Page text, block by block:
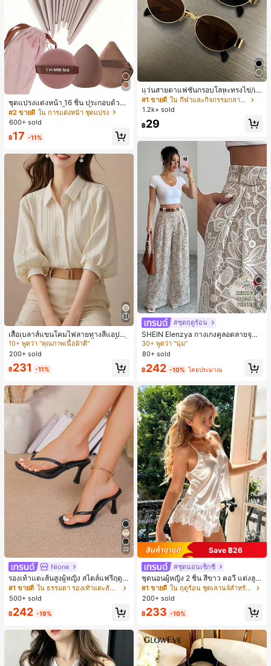
ชุดแปรงแต่งหน้า 16 ชิ้น ประกอบด้วยแ
ปรงแต่งหน้า 13 ชิ้น, ฟองน้ำแต่งหน้ารู
ปหยดน้ำ 1 ชิ้น, แปรงแป้งรองพื้นกลม 1
ชิ้น และฟองน้ำแต่งหน้ารูปสามเหลี่ยม
1 ชิ้น - ชุดคลาสสิก ทำจากขนสังเคราะ
ห์นุ่มและเป็นมิตรต่อผิว เหมาะสำหรับผู้
หญิงและเด็กผู้หญิง เหมาะสำหรับฤดูใบ
ไม้ร่วงและฤดูหนาว
#2 ขายดี ใน การแต่งหน้า ชุดแปรง
600+ sold
฿17 -11%
เสื้อเบลาส์แขนโคมไฟลายทางสีแอปริค
อตที่หรูหราสำหรับผู้หญิง, เสื้อแขนสั้นที่
ใช้ได้หลากหลายสำหรับการเดินทาง, ตั
ดแบบสุ่มสำหรับฤดูร้อน
#4 ขายดี
ใน วันหยุด เสื้อเบลาส์ผู้หญิง
10+ พูดว่า "คุณภาพเนื้อผ้าดี"
#4 ขายดี
10+ พูดว่า "คุณภาพเนื้อผ้าดี"
#4 ขายดี
10+ พูดว่า "คุณภาพเนื้อผ้าดี"
#4 ขายดี
200+ sold
฿231 -11%
22
Nione
รองเท้าแตะส้นสูงผู้หญิง สไตล์แฟรี่ฤดูร้
อน ส้นบาง แบบคีบ แต่งสายคาดผม รอ
งเท้าแตะชายหาดสำหรับเที่ยวพักผ่อน
แฟชั่นสายไขว้ สำหรับเดทไนท์
#1 ขายดี
ใน ธรรมดา รองเท้าแตะส้นสูงผู้หญิง
500+ sold
฿242 -19%
แว่นสายตาแฟชั่นกรอบโลหะทรงไข่/เห
ลี่ยมสำหรับผู้หญิง (กรอบครึ่ง), เหมาะ
สำหรับใส่ในชีวิตประจำวันและกิจกรรม
#1 ขายดี
ใน กีฬาและกิจกรรมกลางแจ้ง
1.2k+ sold
฿29
5
#ชุดฤดูร้อน
SHEIN Elenzya กางเกงคูลอตลายจุดเ
อวสูงแบบใหม่สำหรับฤดูใบไม้ผลิ/ฤดูร้อ
น, สไตล์หรูหราเหมาะสำหรับใส่ในชีวิต
ประจำวันและทำงาน, ให้ความรู้สึกวินเ
ทจสำหรับฤดูรับปริญญา, เทศกาลดนตร
ี, การแข่งม้าดาร์บี้, วันประกาศอิสรภาพ
#4 ขายดี
ใน หลากสี กางเกงลำลอง
30+ พูดว่า "นุ่ม"
#4 ขายดี ใน หลากสี กางเกงลำลอง
30+ พูดว่า "นุ่ม"
#4 ขายดี ใน หลากสี กางเกงลำลอง
30+ พูดว่า "นุ่ม"
#4 ขายดี
ใน หลากสี กางเกงลำลอง
80+ sold
฿242 -10% โดยประมาณ
Save ฿26
#ชุดนอนเซ็กซี่
ชุดนอนผู้หญิง 2 ชิ้น สีขาว คอวี แต่งลูก
ไม้แบบแพตช์เวิร์ก ชุดนอนใส่ในบ้าน
สำหรับเธอ
#1 ขายดี
ใน ฤดูร้อน ชุดเลานจ์สำหรับผู้หญิง
200+ sold
฿233 -10%